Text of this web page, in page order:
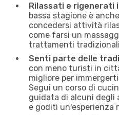
Rilassati e rigenerati
bassa stagione è
concedersi attività
come farsi un
trattamenti
Senti parte delle
con meno turisti in
migliore per
Segui un corso di
guidata di alcuni degli
e goditi un'esperienza